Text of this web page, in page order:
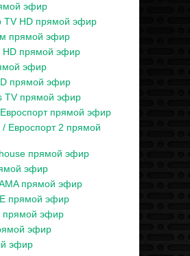
эфир
TV HD прямой эфир
прямой эфир
HD прямой эфир
эфир
прямой эфир
TV прямой эфир
прямой эфир
/ Евроспорт 2 прямой
прямой эфир
эфир
прямой эфир
прямой эфир
прямой эфир
эфир
эфир